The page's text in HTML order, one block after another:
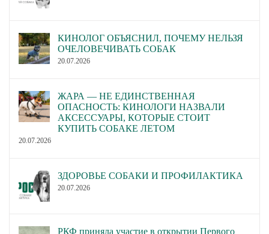
КИНОЛОГ ОБЪЯСНИЛ, ПОЧЕМУ НЕЛЬЗЯ
ОЧЕЛОВЕЧИВАТЬ СОБАК
20.07.2026
ЖАРА — НЕ ЕДИНСТВЕННАЯ
ОПАСНОСТЬ: КИНОЛОГИ НАЗВАЛИ
АКСЕССУАРЫ, КОТОРЫЕ СТОИТ
КУПИТЬ СОБАКЕ ЛЕТОМ
20.07.2026
ЗДОРОВЬЕ СОБАКИ И ПРОФИЛАКТИКА
20.07.2026
РКФ приняла участие в открытии Первого